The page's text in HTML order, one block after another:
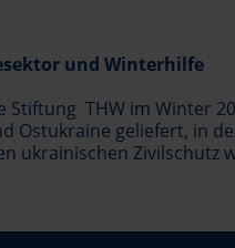
und Winterhilfe
Stiftung THW im Winter
Ostukraine geliefert, in
ukrainischen Zivilschutz